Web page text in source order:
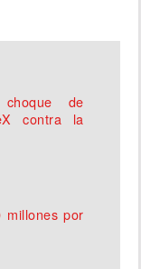
de
contra la
millones por